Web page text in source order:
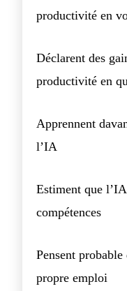
productivité en
Déclarent des
productivité en
Apprennent
l’IA
Estiment que
compétences
Pensent
propre emploi